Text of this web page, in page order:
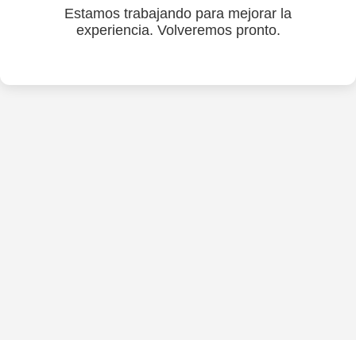
Estamos trabajando para mejorar la
experiencia. Volveremos pronto.